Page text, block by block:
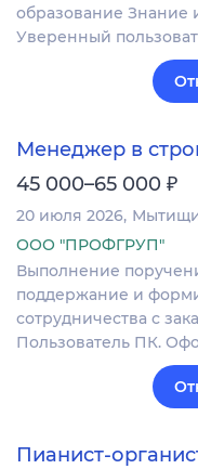
образование Знание
Уверенный
Менеджер в
45 000–65 000 ₽
20 июля 2026
ООО "ПРОФГРУП"
Выполнение
поддержание и
сотрудничества с
Пользователь ПК.
Пианист-